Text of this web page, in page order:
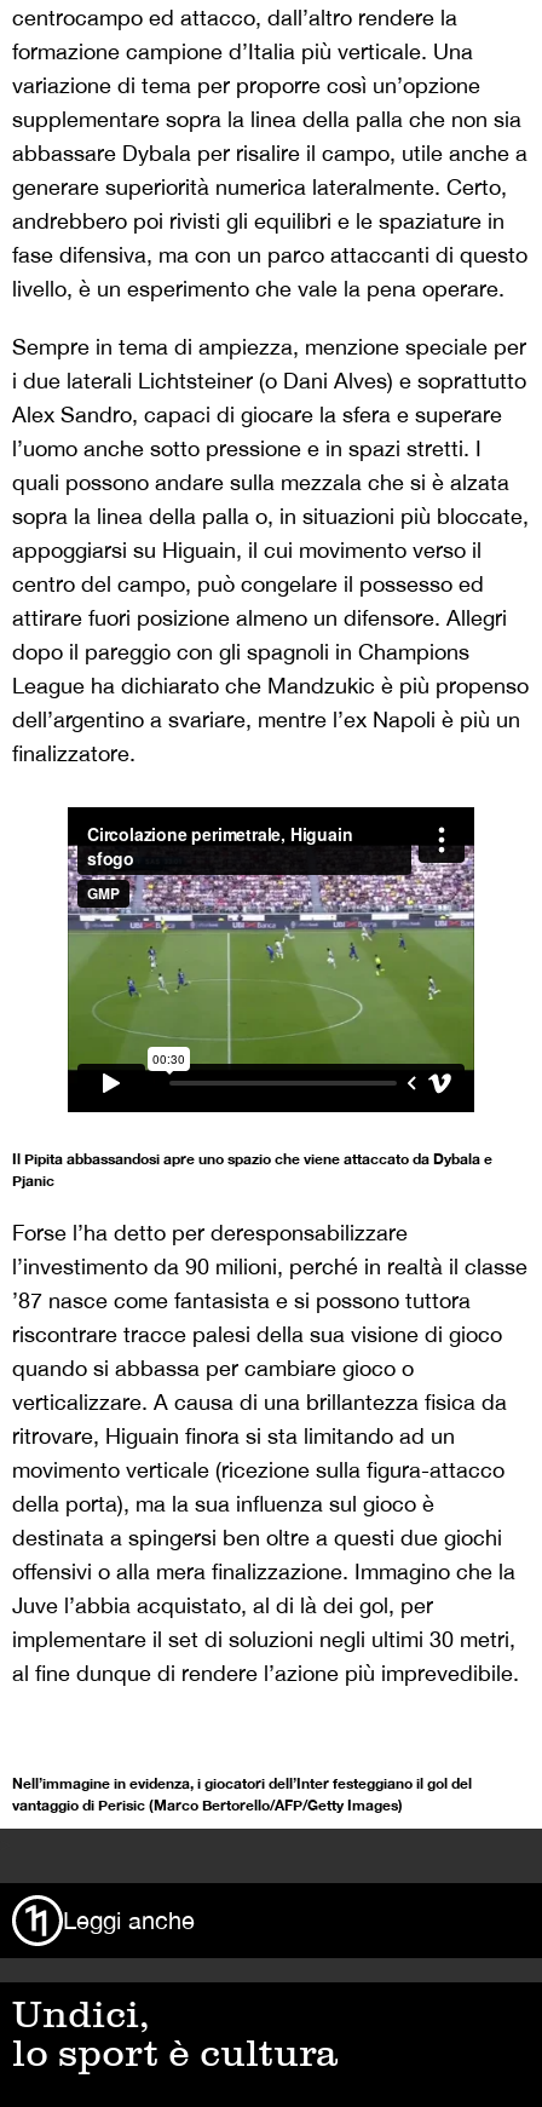
centrocampo ed attacco, dall’altro rendere la
formazione campione d’Italia più verticale. Una
variazione di tema per proporre così un’opzione
supplementare sopra la linea della palla che non sia
abbassare Dybala per risalire il campo, utile anche a
generare superiorità numerica lateralmente. Certo,
andrebbero poi rivisti gli equilibri e le spaziature in
fase difensiva, ma con un parco attaccanti di questo
livello, è un esperimento che vale la pena operare.
Sempre in tema di ampiezza, menzione speciale per
i due laterali Lichtsteiner (o Dani Alves) e soprattutto
Alex Sandro, capaci di giocare la sfera e superare
l’uomo anche sotto pressione e in spazi stretti. I
quali possono andare sulla mezzala che si è alzata
sopra la linea della palla o, in situazioni più bloccate,
appoggiarsi su Higuain, il cui movimento verso il
centro del campo, può congelare il possesso ed
attirare fuori posizione almeno un difensore. Allegri
dopo il pareggio con gli spagnoli in Champions
League ha dichiarato che Mandzukic è più propenso
dell’argentino a svariare, mentre l’ex Napoli è più un
finalizzatore.
Il Pipita abbassandosi apre uno spazio che viene attaccato da Dybala e
Pjanic
Forse l’ha detto per deresponsabilizzare
l’investimento da 90 milioni, perché in realtà il classe
’87 nasce come fantasista e si possono tuttora
riscontrare tracce palesi della sua visione di gioco
quando si abbassa per cambiare gioco o
verticalizzare. A causa di una brillantezza fisica da
ritrovare, Higuain finora si sta limitando ad un
movimento verticale (ricezione sulla figura-attacco
della porta), ma la sua influenza sul gioco è
destinata a spingersi ben oltre a questi due giochi
offensivi o alla mera finalizzazione. Immagino che la
Juve l’abbia acquistato, al di là dei gol, per
implementare il set di soluzioni negli ultimi 30 metri,
al fine dunque di rendere l’azione più imprevedibile.
Nell’immagine in evidenza, i giocatori dell’Inter festeggiano il gol del
vantaggio di Perisic (Marco Bertorello/AFP/Getty Images)
Leggi anche
Undici,
lo sport è cultura